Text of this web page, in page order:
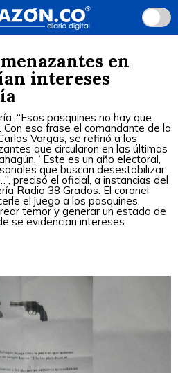
en
intereses
“Esos pasquines no hay que
esa frase el comandante de la
Vargas, se refirió a los
que circularon en las últimas
“Este es un año electoral,
que buscan desestabilizar
precisó el oficial, a instancias del
Radio 38 Grados. El coronel
el juego a los pasquines,
temor y generar un estado de
se evidencian intereses